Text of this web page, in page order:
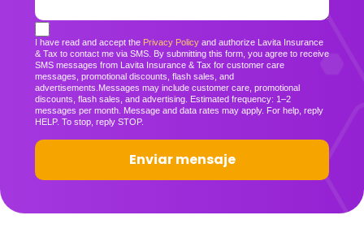
I have read and accept the Privacy Policy and authorize Lavita Insurance
& Tax to contact me via SMS. By submitting this form, you agree to receive
SMS messages from Lavita Insurance & Tax for customer care
messages, promotional discounts, flash sales, and
advertisements.Messages may include customer care, promotional
discounts, flash sales, and advertising. Estimated frequency: 1–2
messages per month. Message and data rates may apply. For help, reply
HELP. To stop, reply STOP.
Enviar mensaje